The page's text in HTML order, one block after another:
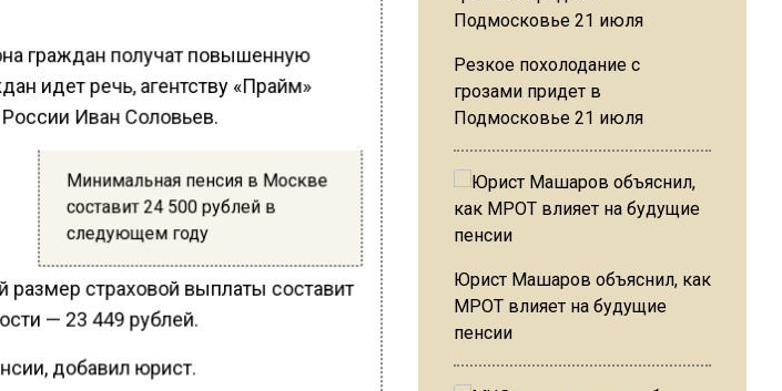
граждан получат повышенную
идет речь, агентству «Прайм»
Иван Соловьев.
Минимальная пенсия в Москве
составит 24 500 рублей в
следующем году
размер страховой выплаты составит
— 23 449 рублей.
добавил юрист.
Резкое похолодание с
грозами придет в
Подмосковье 21 июля
Юрист Машаров объяснил, как
МРОТ влияет на будущие
пенсии